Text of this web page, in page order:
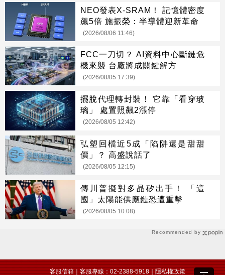
Recommended by
NEO發表X-SRAM！ 記憶體密度
飆5倍 施振榮：半導體迎新革命
(2026/08/06 11:46)
FCC一刀切？ AI資料中心斷鏈危
機來襲 台廠將成關鍵解方
(2026/08/05 17:39)
擺脫代理轉封裝！ 它靠「看穿玻
璃」 處置照飆2漲停
(2026/08/05 12:42)
弘塑回檔近5成「陷阱還是甜甜
價」？ 高盛說話了
(2026/08/05 12:15)
傳川普擬對多晶矽出手！ 「這
國」太陽能供應鏈恐遭重擊
(2026/08/05 10:08)
客服信箱｜客服專線：02-2388-5918｜隱私權政策